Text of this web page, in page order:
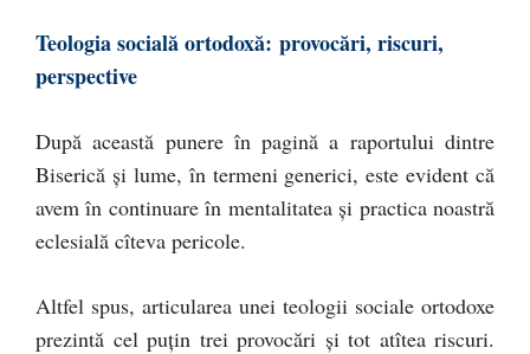
Teologia socială ortodoxă: provocări, riscuri,
perspective
După această punere în pagină a raportului dintre
Biserică şi lume, în termeni generici, este evident că
avem în continuare în mentalitatea şi practica noastră
eclesială cîteva pericole.
Altfel spus, articularea unei teologii sociale ortodoxe
prezintă cel puţin trei provocări şi tot atîtea riscuri.